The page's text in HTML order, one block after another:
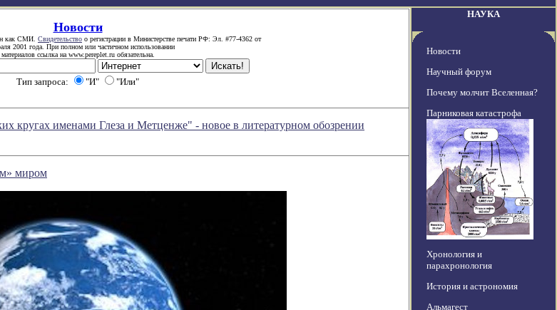
Новости
как СМИ. Свидетельство о регистрации в Министерстве печати РФ: Эл. #77-4362 от
2001 года. При полном или частичном использовании
материалов ссылка на www.pereplet.ru обязательна.
Тип запроса: "И" "Или"
кругах именами Глеза и Метценже" - новое в литературном обозрении
миром
НАУКА
Новости
Научный форум
Почему молчит Вселенная?
Парниковая катастрофа
Хронология и
парахронология
История и астрономия
Альмагест